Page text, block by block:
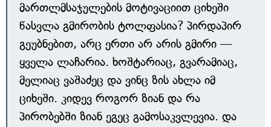
მართლმსაჯულების მოტივაციით ციხეში
წასვლა გმირობის ტოლფასია? პირდაპირ
გეუბნებით, არც ერთი არ არის გმირი —
ყველა ლაჩარია. ხოშტარიაც, გვარამიაც,
მელიაც ვაშაძეც და ვინც ზის ახლა იმ
ციხეში. კიდევ როგორ ზიან და რა
პირობებში ზიან ეგეც გამოსაკვლევია. და